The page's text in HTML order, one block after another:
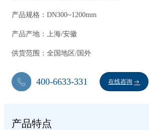
产品规格：DN300~1200mm
产品产地：上海/安徽
供货范围：全国地区/国外
400-6633-331 在线咨询
产品特点